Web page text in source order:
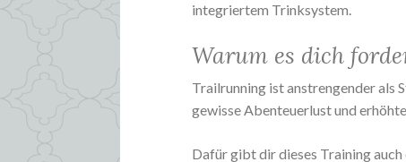
integriertem Trinksystem.
Warum es dich
Trailrunning ist anstrengender als
gewisse Abenteuerlust und
Dafür gibt dir dieses Training